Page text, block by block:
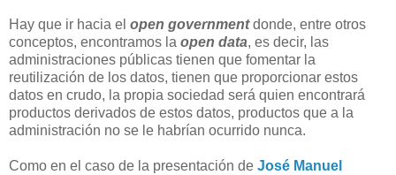
Hay que ir hacia el open governmentdonde, entre otros
conceptos, encontramos la open data, es decir, las
administraciones públicas tienen que fomentar la
reutilización de los datos, tienen que proporcionar estos
datos en crudo, la propia sociedad será quien encontrará
productos derivados de estos datos, productos que a la
administración no se le habrían ocurrido nunca.
Como en el caso de la presentación de José Manuel